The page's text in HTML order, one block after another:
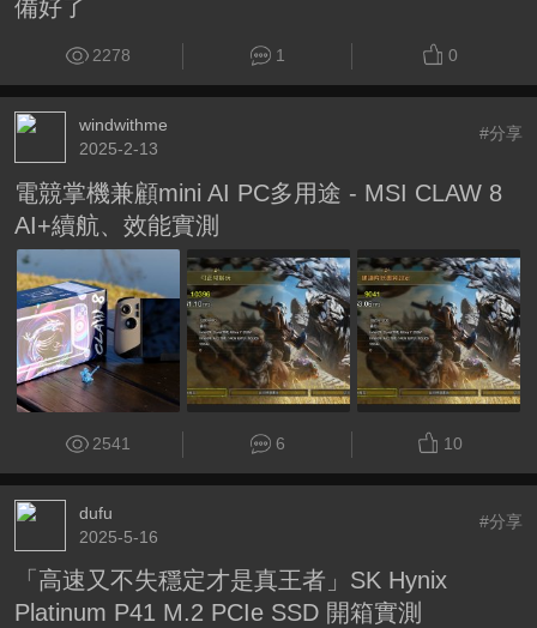
備好了
2278 1 0
windwithme
2025-2-13
#分享
電競掌機兼顧mini AI PC多用途 - MSI CLAW 8
AI+續航、效能實測
2541 6 10
dufu
2025-5-16
#分享
「高速又不失穩定才是真王者」SK Hynix
Platinum P41 M.2 PCIe SSD 開箱實測